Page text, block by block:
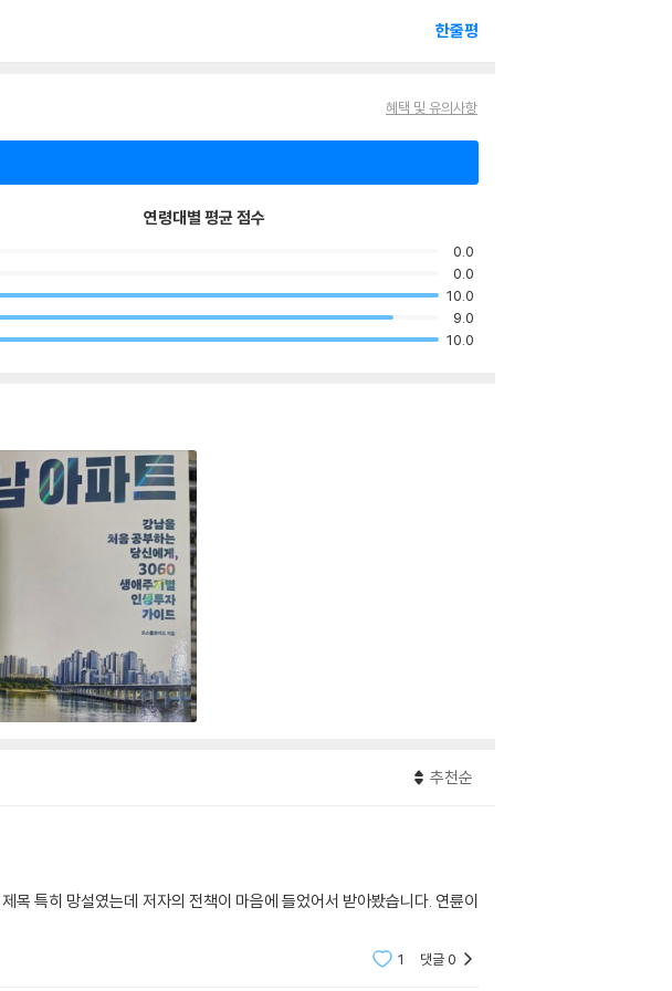
한줄평
혜택 및 유의사항
연령대별 평균 점수
0.0
0.0
10.0
9.0
10.0
추천순
특히 망설였는데 저자의 전책이 마음에 들었어서 받아봤습니다. 연륜이
1 댓글0